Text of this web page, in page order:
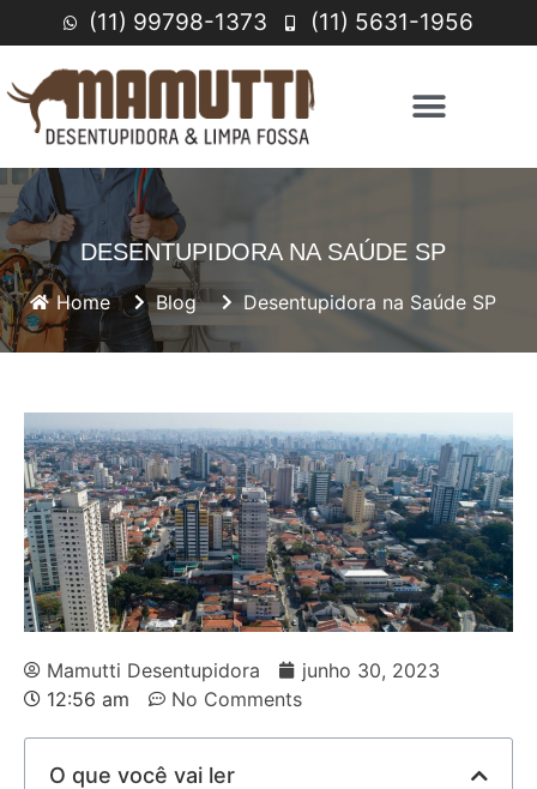
(11) 99798-1373 (11) 5631-1956
DESENTUPIDORA NA SAÚDE SP
Home Blog Desentupidora na Saúde SP
Mamutti Desentupidora
junho 30, 2023
12:56 am
No Comments
O que você vai ler